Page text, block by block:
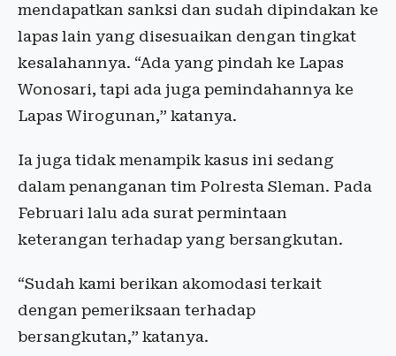
mendapatkan sanksi dan sudah dipindakan ke
lapas lain yang disesuaikan dengan tingkat
kesalahannya. “Ada yang pindah ke Lapas
Wonosari, tapi ada juga pemindahannya ke
Lapas Wirogunan,” katanya.
Ia juga tidak menampik kasus ini sedang
dalam penanganan tim Polresta Sleman. Pada
Februari lalu ada surat permintaan
keterangan terhadap yang bersangkutan.
“Sudah kami berikan akomodasi terkait
dengan pemeriksaan terhadap
bersangkutan,” katanya.